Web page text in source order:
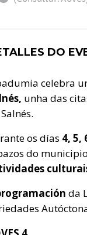
DO
celebra
unha das
os días 4, 5,
do
da